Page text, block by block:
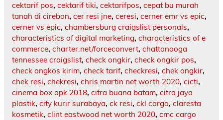
cektarif pos, cektarif tiki, cektarifpos, cepat bu murah
tanah di cirebon, cer resi jne, ceresi, cerner emr vs epic,
cerner vs epic, chambersburg craigslist personals,
characteristics of digital marketing, characteristics of e
commerce, charter.net/forceconvert, chattanooga
tennessee craigslist, check ongkir, check ongkir pos,
check ongkos kirim, check tarif, checkresi, chek ongkir,
chek resi, chekresi, chris martin net worth 2020, cicti,
cinema box apk 2018, citra buana batam, citra jaya
plastik, city kurir surabaya, ck resi, ckl cargo, claresta
kosmetik, clint eastwood net worth 2020, cmc cargo